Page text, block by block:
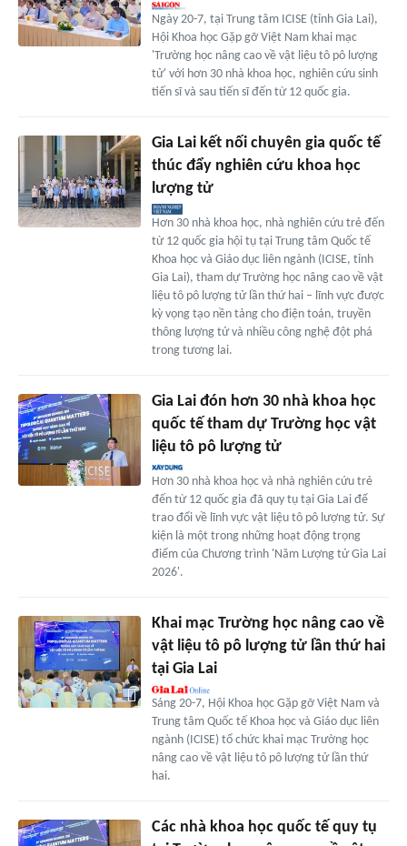
Ngày 20-7, tại Trung tâm ICISE (tỉnh Gia Lai),
Hội Khoa học Gặp gỡ Việt Nam khai mạc
'Trường học nâng cao về vật liệu tô pô lượng
tử' với hơn 30 nhà khoa học, nghiên cứu sinh
tiến sĩ và sau tiến sĩ đến từ 12 quốc gia.
Gia Lai kết nối chuyên gia quốc tế
thúc đẩy nghiên cứu khoa học
lượng tử
Hơn 30 nhà khoa học, nhà nghiên cứu trẻ đến
từ 12 quốc gia hội tụ tại Trung tâm Quốc tế
Khoa học và Giáo dục liên ngành (ICISE, tỉnh
Gia Lai), tham dự Trường học nâng cao về vật
liệu tô pô lượng tử lần thứ hai – lĩnh vực được
kỳ vọng tạo nền tảng cho điện toán, truyền
thông lượng tử và nhiều công nghệ đột phá
trong tương lai.
Gia Lai đón hơn 30 nhà khoa học
quốc tế tham dự Trường học vật
liệu tô pô lượng tử
Hơn 30 nhà khoa học và nhà nghiên cứu trẻ
đến từ 12 quốc gia đã quy tụ tại Gia Lai để
trao đổi về lĩnh vực vật liệu tô pô lượng tử. Sự
kiện là một trong những hoạt động trọng
điểm của Chương trình 'Năm Lượng tử Gia Lai
2026'.
Khai mạc Trường học nâng cao về
vật liệu tô pô lượng tử lần thứ hai
tại Gia Lai
Sáng 20-7, Hội Khoa học Gặp gỡ Việt Nam và
Trung tâm Quốc tế Khoa học và Giáo dục liên
ngành (ICISE) tổ chức khai mạc Trường học
nâng cao về vật liệu tô pô lượng tử lần thứ
hai.
Các nhà khoa học quốc tế quy tụ